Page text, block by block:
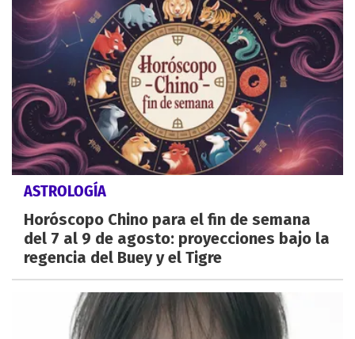
ASTROLOGÍA
Horóscopo Chino para el fin de semana
del 7 al 9 de agosto: proyecciones bajo la
regencia del Buey y el Tigre